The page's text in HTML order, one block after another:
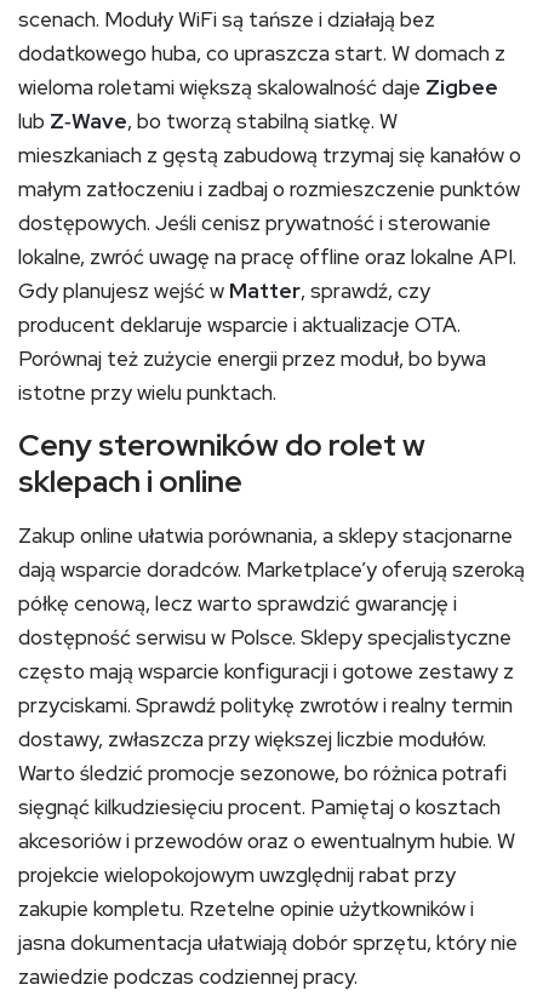
scenach. Moduły WiFi są tańsze i działają bez
dodatkowego huba, co upraszcza start. W domach z
wieloma roletami większą skalowalność daje Zigbee
lub Z‑Wave, bo tworzą stabilną siatkę. W
mieszkaniach z gęstą zabudową trzymaj się kanałów o
małym zatłoczeniu i zadbaj o rozmieszczenie punktów
dostępowych. Jeśli cenisz prywatność i sterowanie
lokalne, zwróć uwagę na pracę offline oraz lokalne API.
Gdy planujesz wejść w Matter, sprawdź, czy
producent deklaruje wsparcie i aktualizacje OTA.
Porównaj też zużycie energii przez moduł, bo bywa
istotne przy wielu punktach.
Ceny sterowników do rolet w
sklepach i online
Zakup online ułatwia porównania, a sklepy stacjonarne
dają wsparcie doradców. Marketplace’y oferują szeroką
półkę cenową, lecz warto sprawdzić gwarancję i
dostępność serwisu w Polsce. Sklepy specjalistyczne
często mają wsparcie konfiguracji i gotowe zestawy z
przyciskami. Sprawdź politykę zwrotów i realny termin
dostawy, zwłaszcza przy większej liczbie modułów.
Warto śledzić promocje sezonowe, bo różnica potrafi
sięgnąć kilkudziesięciu procent. Pamiętaj o kosztach
akcesoriów i przewodów oraz o ewentualnym hubie. W
projekcie wielopokojowym uwzględnij rabat przy
zakupie kompletu. Rzetelne opinie użytkowników i
jasna dokumentacja ułatwiają dobór sprzętu, który nie
zawiedzie podczas codziennej pracy.